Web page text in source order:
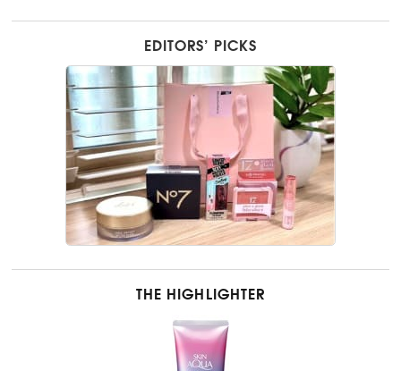
EDITORS’ PICKS
THE HIGHLIGHTER